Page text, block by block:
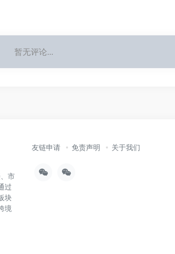
暂无评论...
市
过
块
境
友链申请 免责声明 关于我们